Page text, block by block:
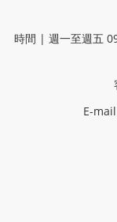
時間 | 週一至週五
E-